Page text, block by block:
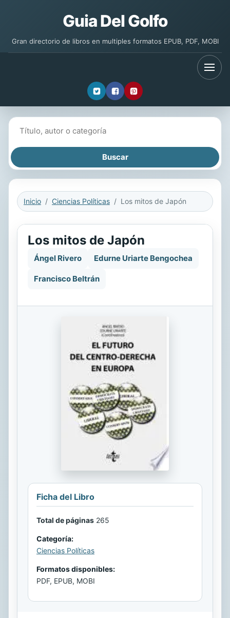
Guia Del Golfo
Gran directorio de libros en multiples formatos EPUB, PDF, MOBI
Inicio Ciencias Políticas Los mitos de Japón
Los mitos de Japón
Ángel Rivero Edurne Uriarte Bengochea
Francisco Beltrán
Ficha del Libro
Total de páginas 265
Categoría:
Ciencias Políticas
Formatos disponibles:
PDF, EPUB, MOBI